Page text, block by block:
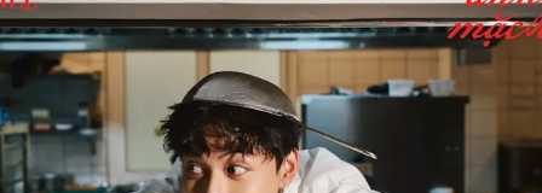
và ‘Nguyệt Sắc Giao Hòa’, gửi trao ước nguyện bình an
và hạnh phúc viên mãn.